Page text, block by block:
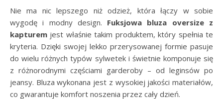
Nie ma nic lepszego niż odzież, która łączy w sobie
wygodę i modny design. Fuksjowa bluza oversize z
kapturem jest właśnie takim produktem, który spełnia te
kryteria. Dzięki swojej lekko przerysowanej formie pasuje
do wielu różnych typów sylwetek i świetnie komponuje się
z różnorodnymi częściami garderoby – od leginsów po
jeansy. Bluza wykonana jest z wysokiej jakości materiałów,
co gwarantuje komfort noszenia przez cały dzień.